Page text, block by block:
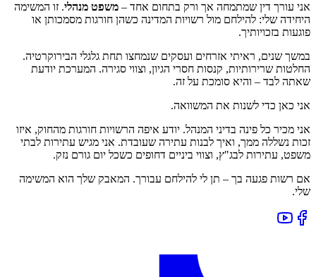
אני עורך דין שמתמחה אך ורק בתחום אחד – משפט מנהלי. זו המשימה
היחידה שלי: להילחם מול רשויות המדינה כשהן חורגות מסמכותן או
פוגעות בזכויותיך.
במשך שנים, ראיתי אזרחים ועסקים שנמחצו תחת גלגלי הבירוקרטיה.
החלטות שרירותיות, קנסות חסרי הגיון, וצווי סגירה. המערכת יודעת
שאתה לבד – והיא סומכת על זה.
אני כאן כדי לשנות את המשוואה.
אני מכיר כל פינה בדיני המנהל. יודע איפה הרשויות חורגות מהחוק, איזו
זכות נשללה ממך, ואיך לבנות עתירה שעובדת. אני מגיש עתירות לבתי
משפט, עתירות לבג"ץ, וצווי ביניים דחופים כשכל יום גורם נזק.
אם רשות פגעה בך – תן לי להילחם עבורך. המאבק שלך הוא המשימה
שלי.